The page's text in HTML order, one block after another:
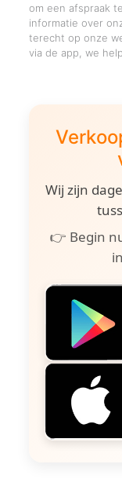
om een afspraak
informatie over
terecht op onze
via de app, we
Wij zijn
👉 Begin